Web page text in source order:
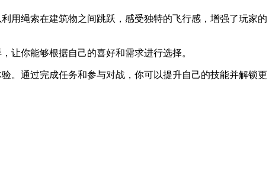
绳索在建筑物之间跳跃，感受独特的飞行感，增强了玩家的
你能够根据自己的喜好和需求进行选择。
通过完成任务和参与对战，你可以提升自己的技能并解锁更